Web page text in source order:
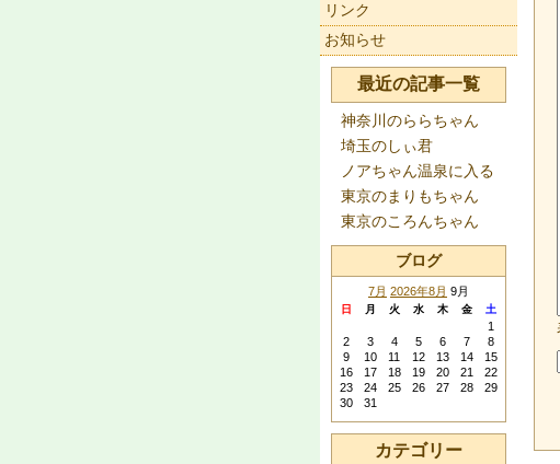
リンク
お知らせ
最近の記事一覧
神奈川のららちゃん
埼玉のしぃ君
ノアちゃん温泉に入る
東京のまりもちゃん
東京のころんちゃん
ブログ
7月 2026年8月 9月
日 月 火 水 木 金 土
1
2
3 4 5 6 7
8
9
10 11 12 13 14
15
16
17 18 19 20 21
22
23
24 25 26 27 28
29
30
31
カテゴリー